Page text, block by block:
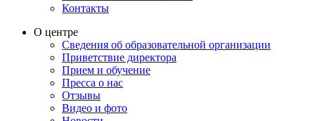
Контакты
О центре
Сведения об образовательной организации
Приветствие директора
Прием и обучение
Пресса о нас
Отзывы
Видео и фото